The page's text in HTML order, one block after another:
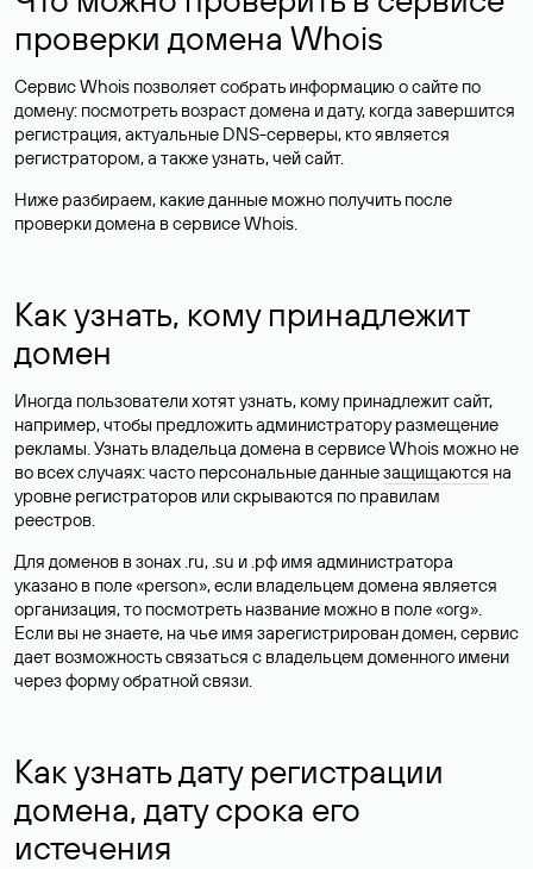
проверки домена Whois
Сервис Whois позволяет собрать информацию о сайте по
домену: посмотреть возраст домена и дату, когда завершится
регистрация, актуальные DNS-серверы, кто является
регистратором, а также узнать, чей сайт.
Ниже разбираем, какие данные можно получить после
проверки домена в сервисе Whois.
Как узнать, кому принадлежит
домен
Иногда пользователи хотят узнать, кому принадлежит сайт,
например, чтобы предложить администратору размещение
рекламы. Узнать владельца домена в сервисе Whois можно не
во всех случаях: часто персональные данныезащищаются на
уровне регистраторов или скрываются по правилам
реестров.
Для доменов в зонах .ru, .su и .рф имя администратора
указано в поле «person», если владельцем домена является
организация, то посмотреть название можно в поле «org».
Если вы не знаете, на чье имя зарегистрирован домен, сервис
дает возможность связаться с владельцем доменного имени
через форму обратной связи.
Как узнать дату регистрации
домена, дату срока его
истечения